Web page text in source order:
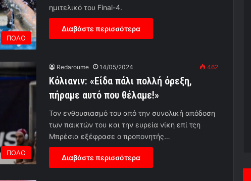
ΠΟΛΟ
ημιτελικό του Final-4.
Διαβάστε περισσότερα
ΠΟΛΟ
Redaroume 14/05/2024 462
Κόλιανιν: «Είδα πάλι πολλή όρεξη,
πήραμε αυτό που θέλαμε!»
Τον ενθουσιασμό του από την συνολική απόδοση
των παικτών του και την ευρεία νίκη επί τςη
Μπρέσια εξέφρασε ο προπονητής…
Διαβάστε περισσότερα